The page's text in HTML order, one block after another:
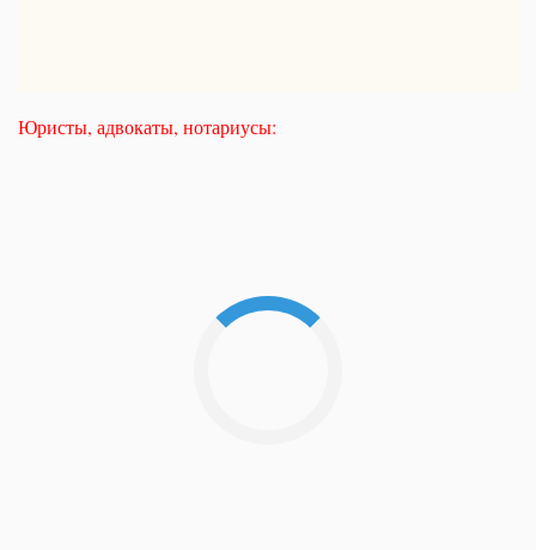
Юристы, адвокаты, нотариусы: